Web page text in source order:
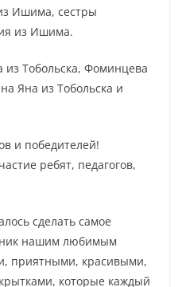
Ишима, сестры
из Ишима.
Тобольска, Фоминцева
Яна из Тобольска и
и победителей!
ребят, педагогов,
сделать самое
нашим любимым
приятными, красивыми,
которые каждый